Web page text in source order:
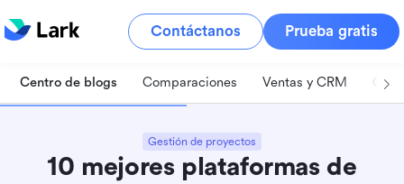
Contáctanos Prueba gratis
Centro de blogs Comparaciones Ventas y CRM
Gestión de proyectos
10 mejores plataformas de